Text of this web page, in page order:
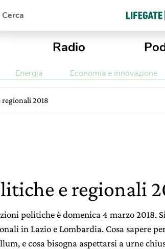
Cerca
Radio
Energia Economia e innovazione
2018
e regionali
politiche è domenica 4 marzo 2018.
in Lazio e Lombardia. Cosa sapere
e cosa bisogna aspettarsi a urne